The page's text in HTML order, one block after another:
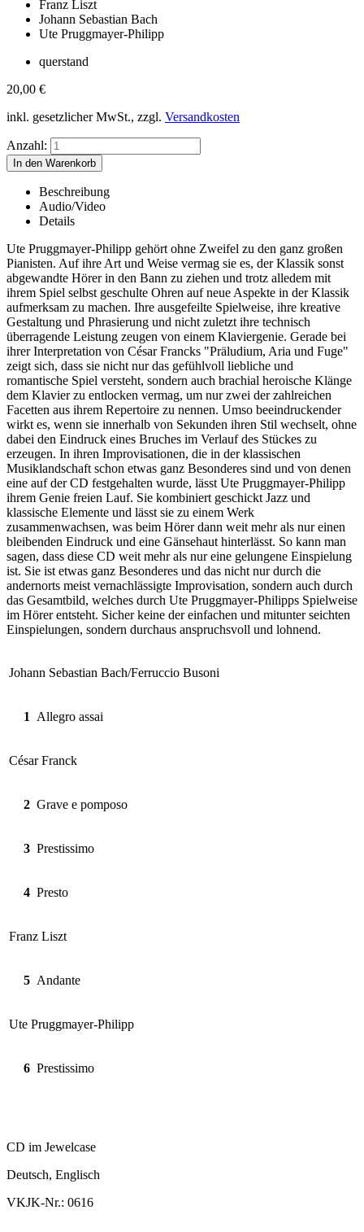
Franz Liszt
Johann Sebastian Bach
Ute Pruggmayer-Philipp
querstand
20,00 €
inkl. gesetzlicher MwSt., zzgl. Versandkosten
Anzahl:
Beschreibung
Audio/Video
Details
Ute Pruggmayer-Philipp gehört ohne Zweifel zu den ganz großen
Pianisten. Auf ihre Art und Weise vermag sie es, der Klassik sonst
abgewandte Hörer in den Bann zu ziehen und trotz alledem mit
ihrem Spiel selbst geschulte Ohren auf neue Aspekte in der Klassik
aufmerksam zu machen. Ihre ausgefeilte Spielweise, ihre kreative
Gestaltung und Phrasierung und nicht zuletzt ihre technisch
überragende Leistung zeugen von einem Klaviergenie. Gerade bei
ihrer Interpretation von César Francks "Präludium, Aria und Fuge"
zeigt sich, dass sie nicht nur das gefühlvoll liebliche und
romantische Spiel versteht, sondern auch brachial heroische Klänge
dem Klavier zu entlocken vermag, um nur zwei der zahlreichen
Facetten aus ihrem Repertoire zu nennen. Umso beeindruckender
wirkt es, wenn sie innerhalb von Sekunden ihren Stil wechselt, ohne
dabei den Eindruck eines Bruches im Verlauf des Stückes zu
erzeugen. In ihren Improvisationen, die in der klassischen
Musiklandschaft schon etwas ganz Besonderes sind und von denen
eine auf der CD festgehalten wurde, lässt Ute Pruggmayer-Philipp
ihrem Genie freien Lauf. Sie kombiniert geschickt Jazz und
klassische Elemente und lässt sie zu einem Werk
zusammenwachsen, was beim Hörer dann weit mehr als nur einen
bleibenden Eindruck und eine Gänsehaut hinterlässt. So kann man
sagen, dass diese CD weit mehr als nur eine gelungene Einspielung
ist. Sie ist etwas ganz Besonderes und das nicht nur durch die
andernorts meist vernachlässigte Improvisation, sondern auch durch
das Gesamtbild, welches durch Ute Pruggmayer-Philipps Spielweise
im Hörer entsteht. Sicher keine der einfachen und mitunter seichten
Einspielungen, sondern durchaus anspruchsvoll und lohnend.
Johann Sebastian Bach/Ferruccio Busoni
1 Allegro assai
César Franck
2 Grave e pomposo
3 Prestissimo
4 Presto
Franz Liszt
5 Andante
Ute Pruggmayer-Philipp
6 Prestissimo
CD im Jewelcase
Deutsch, Englisch
VKJK-Nr.: 0616